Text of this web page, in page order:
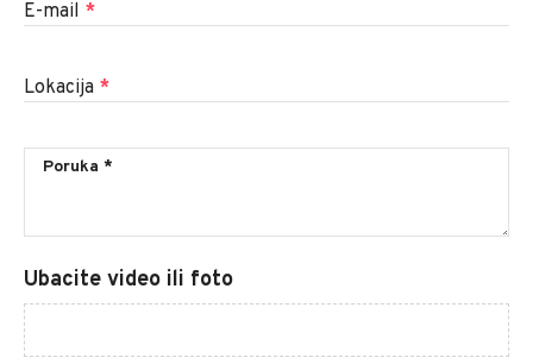
E-mail *
Lokacija *
Ubacite video ili foto